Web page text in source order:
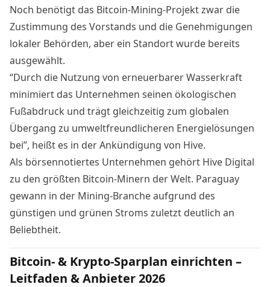
Noch benötigt das Bitcoin-Mining-Projekt zwar die
Zustimmung des Vorstands und die Genehmigungen
lokaler Behörden, aber ein Standort wurde bereits
ausgewählt.
“Durch die Nutzung von erneuerbarer Wasserkraft
minimiert das Unternehmen seinen ökologischen
Fußabdruck und trägt gleichzeitig zum globalen
Übergang zu umweltfreundlicheren Energielösungen
bei”, heißt es in der Ankündigung von Hive.
Als börsennotiertes Unternehmen gehört Hive Digital
zu den größten Bitcoin-Minern der Welt. Paraguay
gewann in der Mining-Branche aufgrund des
günstigen und grünen Stroms zuletzt deutlich an
Beliebtheit.
Bitcoin- & Krypto-Sparplan einrichten –
Leitfaden & Anbieter 2026